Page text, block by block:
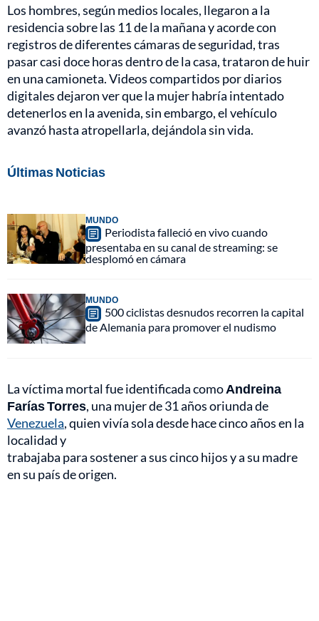
Los hombres, según medios locales, llegaron a la
residencia sobre las 11 de la mañana y acorde con
registros de diferentes cámaras de seguridad, tras
pasar casi doce horas dentro de la casa, trataron de huir
en una camioneta. Videos compartidos por diarios
digitales dejaron ver que la mujer habría intentado
detenerlos en la avenida, sin embargo, el vehículo
avanzó hasta atropellarla, dejándola sin vida.
Últimas Noticias
MUNDO
Periodista falleció en vivo cuando
presentaba en su canal de streaming: se
desplomó en cámara
MUNDO
500 ciclistas desnudos recorren la capital
de Alemania para promover el nudismo
La víctima mortal fue identificada comoAndreina
Farías Torres, una mujer de 31 años oriunda de
Venezuela, quien vivía sola desde hace cinco años en la
localidad y
trabajaba para sostener a sus cinco hijos y a su madre
en su país de origen.